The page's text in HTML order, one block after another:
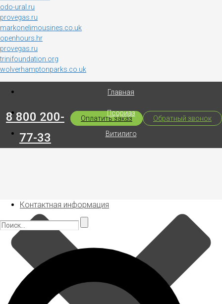
odo-ural.ru
provegas.ru
markonelimousines.co.uk
openhours.hr
provegas.ru
trinifoundation.org
wolverhamptonparks.co.uk
Главная
Псориаз
Витилиго
Оплатить заказ Обратный звонок
8 800 200-
77-33
Контактная информация